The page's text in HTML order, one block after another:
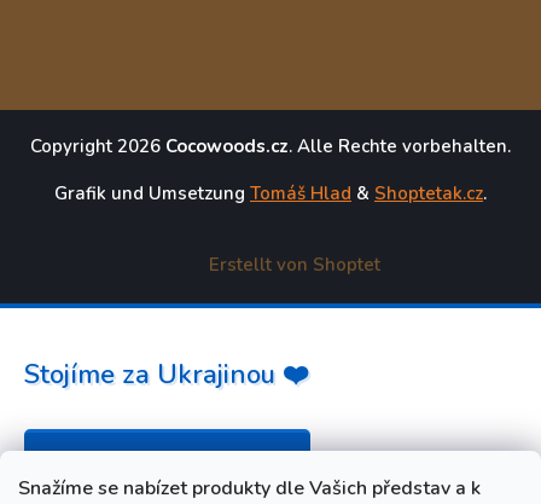
Snažíme se nabízet produkty dle Vašich představ a k
Copyright 2026 Cocowoods.cz. Alle Rechte vorbehalten.
Grafik und Umsetzung Tomáš Hlad & Shoptetak.cz.
Erstellt von Shoptet
Stojíme za Ukrajinou ❤️